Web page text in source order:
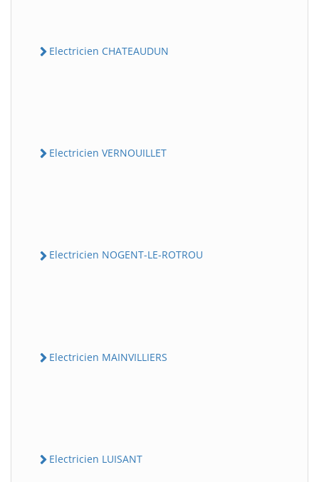
Electricien CHATEAUDUN
Electricien VERNOUILLET
Electricien NOGENT-LE-ROTROU
Electricien MAINVILLIERS
Electricien LUISANT